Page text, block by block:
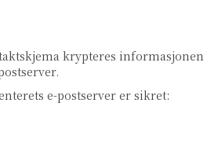
krypteres informasjonen
e-postserver er sikret: